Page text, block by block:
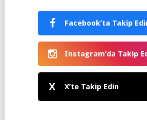
Facebook’ta Takip
Instagram’da Takip
X X’te Takip Edin